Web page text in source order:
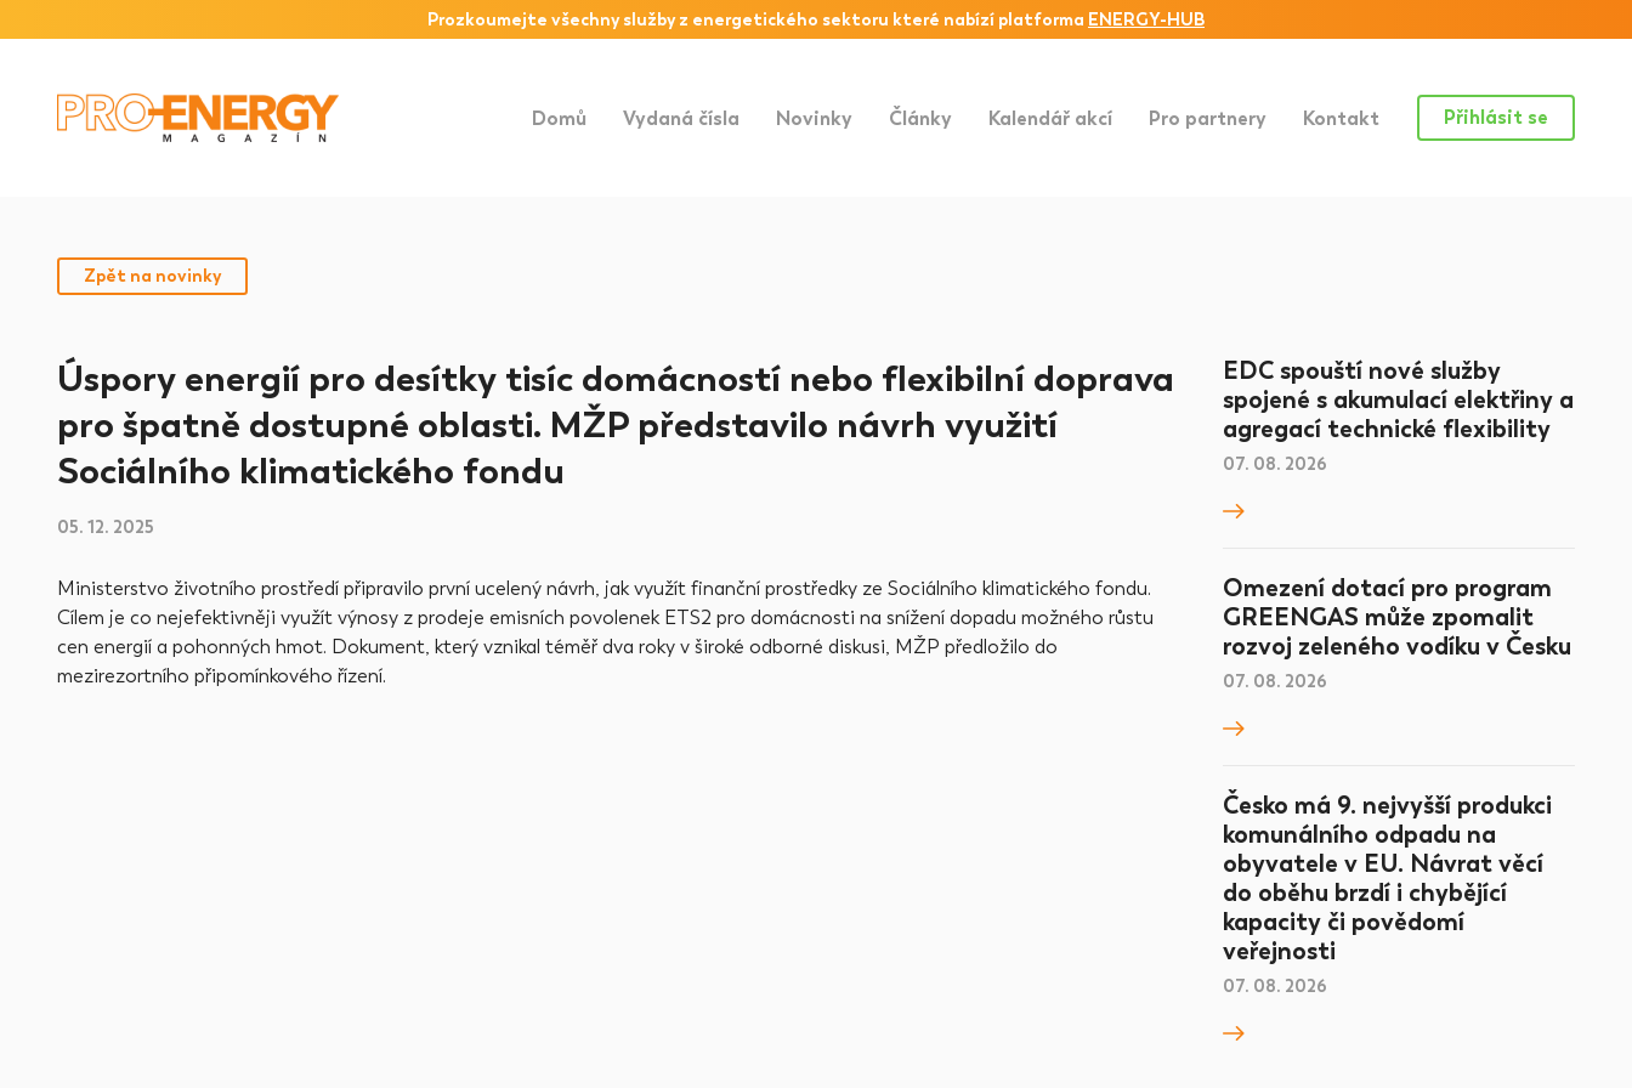
Prozkoumejte všechny služby z energetického sektoru které nabízí platforma ENERGY-HUB
Domů Vydaná čísla Novinky Články Kalendář akcí Pro partnery Kontakt Přihlásit se
Zpět na novinky
Úspory energií pro desítky tisíc domácností nebo flexibilní doprava
pro špatně dostupné oblasti. MŽP představilo návrh využití
Sociálního klimatického fondu
05. 12. 2025
Ministerstvo životního prostředí připravilo první ucelený návrh, jak využít finanční prostředky ze Sociálního klimatického fondu.
Cílem je co nejefektivněji využít výnosy z prodeje emisních povolenek ETS2 pro domácnosti na snížení dopadu možného růstu
cen energií a pohonných hmot. Dokument, který vznikal téměř dva roky v široké odborné diskusi, MŽP předložilo do
mezirezortního připomínkového řízení.
EDC spouští nové služby
spojené s akumulací elektřiny a
agregací technické flexibility
07. 08. 2026
Omezení dotací pro program
GREENGAS může zpomalit
rozvoj zeleného vodíku v Česku
07. 08. 2026
Česko má 9. nejvyšší produkci
komunálního odpadu na
obyvatele v EU. Návrat věcí
do oběhu brzdí i chybějící
kapacity či povědomí
veřejnosti
07. 08. 2026